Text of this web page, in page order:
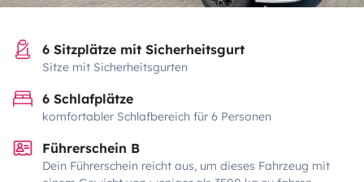
6 Sitzplätze mit Sicherheitsgurt
Sitze mit Sicherheitsgurten
6 Schlafplätze
komfortabler Schlafbereich für 6 Personen
Führerschein B
Dein Führerschein reicht aus, um dieses Fahrzeug mit